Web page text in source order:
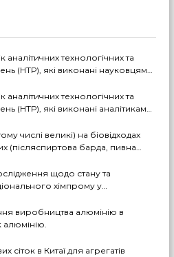
технологічних та
(НТР), які виконані науковцями
технологічних та
числі великі) на біовідходах
(післяспиртова барда, пивна
технології, комбіновані схеми
і товарних продуктів (очищений
комерційного
в Україні
щодо стану та
хімпрому у
виробництва алюмінію в
алюмінію.
сіток в Китаї для агрегатів